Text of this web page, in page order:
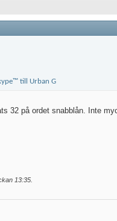
32 på ordet snabblån. Inte
13:35